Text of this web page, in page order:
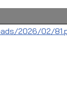
2026/02/